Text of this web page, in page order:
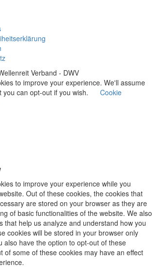
Verband - DWV
to improve your experience. We'll assume
can opt-out if you wish.
Cookie
to improve your experience while you
Out of these cookies, the cookies that
are stored on your browser as they are
of basic functionalities of the website. We also
that help us analyze and understand how you
cookies will be stored in your browser only
also have the option to opt-out of these
of some of these cookies may have an effect